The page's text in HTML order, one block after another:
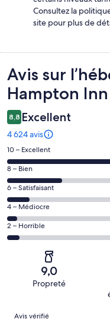
Consultez la
site pour plus de
Avis
Avis sur
Hampton
8,8 Excellent
4 624 avis
Note
des
voyageurs
de 10
(Excellent),
d’après 2799 avis
sur 4624.
10 – Excellent
Note
des
voyageurs
de 8
(Bien),
d’après 1040 avis
sur 4624.
8 – Bien
Note
des
voyageurs
de 6
(Satisfaisant),
d’après 400 avis
sur 4624.
6 – Satisfaisant
Note
des
voyageurs
(Médiocre),
d’après 166 avis
sur 4624.
4 – Médiocre
Note
des
voyageurs
(Horrible),
d’après 219 avis
2 – Horrible
9,0
Propreté
Avis
Avis vérifié